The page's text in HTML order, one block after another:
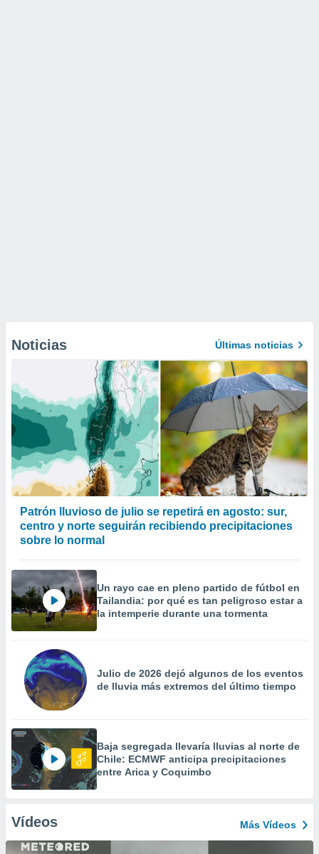
Noticias Últimas noticias
Patrón lluvioso de julio se repetirá en agosto: sur,
centro y norte seguirán recibiendo precipitaciones
sobre lo normal
Un rayo cae en pleno partido de fútbol en
Tailandia: por qué es tan peligroso estar a
la intemperie durante una tormenta
Julio de 2026 dejó algunos de los eventos
de lluvia más extremos del último tiempo
Baja segregada llevaría lluvias al norte de
Chile: ECMWF anticipa precipitaciones
entre Arica y Coquimbo
Vídeos Más Vídeos